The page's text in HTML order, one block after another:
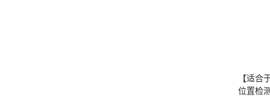
【适合
位置检